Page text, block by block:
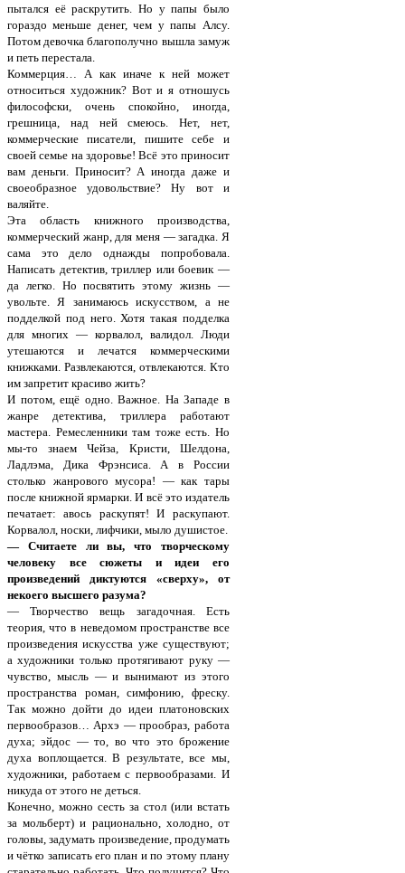
пытался её раскрутить. Но у папы было
гораздо меньше денег, чем у папы Алсу.
Потом девочка благополучно вышла замуж
и петь перестала.
Коммерция… А как иначе к ней может
относиться художник? Вот и я отношусь
философски, очень спокойно, иногда,
грешница, над ней смеюсь. Нет, нет,
коммерческие писатели, пишите себе и
своей семье на здоровье! Всё это приносит
вам деньги. Приносит? А иногда даже и
своеобразное удовольствие? Ну вот и
валяйте.
Эта область книжного производства,
коммерческий жанр, для меня — загадка. Я
сама это дело однажды попробовала.
Написать детектив, триллер или боевик —
да легко. Но посвятить этому жизнь —
увольте. Я занимаюсь искусством, а не
подделкой под него. Хотя такая подделка
для многих — корвалол, валидол. Люди
утешаются и лечатся коммерческими
книжками. Развлекаются, отвлекаются. Кто
им запретит красиво жить?
И потом, ещё одно. Важное. На Западе в
жанре детектива, триллера работают
мастера. Ремесленники там тоже есть. Но
мы-то знаем Чейза, Кристи, Шелдона,
Ладлэма, Дика Фрэнсиса. А в России
столько жанрового мусора! — как тары
после книжной ярмарки. И всё это издатель
печатает: авось раскупят! И раскупают.
Корвалол, носки, лифчики, мыло душистое.
— Считаете ли вы, что творческому
человеку все сюжеты и идеи его
произведений диктуются «сверху», от
некоего высшего разума?
— Творчество вещь загадочная. Есть
теория, что в неведомом пространстве все
произведения искусства уже существуют;
а художники только протягивают руку —
чувство, мысль — и вынимают из этого
пространства роман, симфонию, фреску.
Так можно дойти до идеи платоновских
первообразов… Архэ — прообраз, работа
духа; эйдос — то, во что это брожение
духа воплощается. В результате, все мы,
художники, работаем с первообразами. И
никуда от этого не деться.
Конечно, можно сесть за стол (или встать
за мольберт) и рационально, холодно, от
головы, задумать произведение, продумать
и чётко записать его план и по этому плану